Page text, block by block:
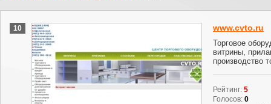
10 www.cvto.ru
Торговое
витрины,
производство
Рейтинг: 5
Голосов: 0